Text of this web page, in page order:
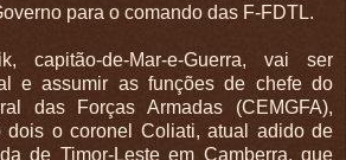
para o comando das F-FDTL.
capitão-de-Mar-e-Guerra, vai ser
e assumir as funções de chefe do
das Forças Armadas (CEMGFA),
dois o coronel Coliati, atual adido de
de Timor-Leste em Camberra, que